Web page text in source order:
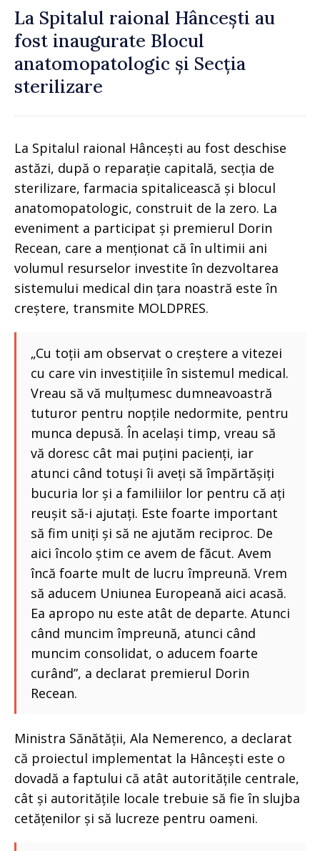
La Spitalul raional Hâncești au
fost inaugurate Blocul
anatomopatologic și Secția
sterilizare
La Spitalul raional Hâncești au fost deschise
astăzi, după o reparație capitală, secția de
sterilizare, farmacia spitalicească și blocul
anatomopatologic, construit de la zero. La
eveniment a participat și premierul Dorin
Recean, care a menționat că în ultimii ani
volumul resurselor investite în dezvoltarea
sistemului medical din țara noastră este în
creștere, transmite MOLDPRES.
„Cu toții am observat o creștere a vitezei
cu care vin investițiile în sistemul medical.
Vreau să vă mulțumesc dumneavoastră
tuturor pentru nopțile nedormite, pentru
munca depusă. În același timp, vreau să
vă doresc cât mai puțini pacienți, iar
atunci când totuși îi aveți să împărtășiți
bucuria lor și a familiilor lor pentru că ați
reușit să-i ajutați. Este foarte important
să fim uniți și să ne ajutăm reciproc. De
aici încolo știm ce avem de făcut. Avem
încă foarte mult de lucru împreună. Vrem
să aducem Uniunea Europeană aici acasă.
Ea apropo nu este atât de departe. Atunci
când muncim împreună, atunci când
muncim consolidat, o aducem foarte
curând”, a declarat premierul Dorin
Recean.
Ministra Sănătății, Ala Nemerenco, a declarat
că proiectul implementat la Hâncești este o
dovadă a faptului că atât autoritățile centrale,
cât și autoritățile locale trebuie să fie în slujba
cetățenilor și să lucreze pentru oameni.